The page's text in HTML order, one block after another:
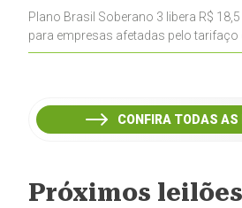
Plano Brasil Soberano 3 libera R$
para empresas afetadas pelo tarifaço
inclui a pecuária entre os setores
CONFIRA TODAS AS
Próximos leilões